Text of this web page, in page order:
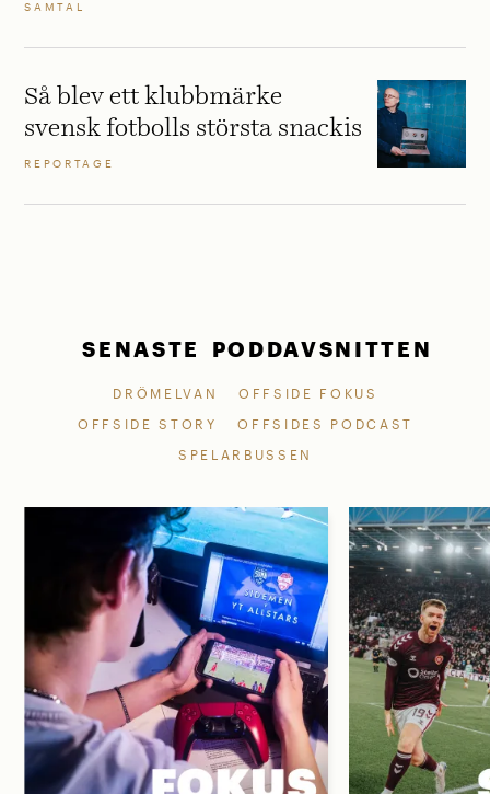
SAMTAL
Så blev ett klubbmärke
svensk fotbolls största snackis
REPORTAGE
SENASTE PODDAVSNITTEN
DRÖMELVAN
OFFSIDE FOKUS
OFFSIDE STORY
OFFSIDES PODCAST
SPELARBUSSEN